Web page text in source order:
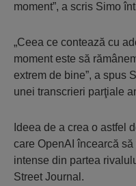
moment”, a scris Simo
„Ceea ce contează cu
moment este să
extrem de bine”, a spus
unei transcrieri parţiale
Ideea de a crea o astfel
care OpenAI încearcă
intense din partea
Street Journal.